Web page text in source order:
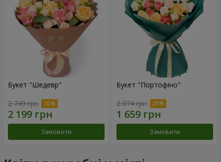
Букет "Шедевр"
2 749 грн
Замовити
Букет "Портофіно"
2 074 грн
Замовити